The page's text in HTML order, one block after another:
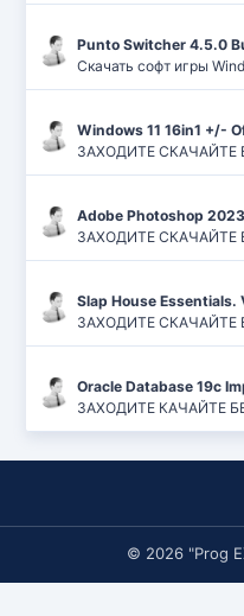
Punto Switcher 4.5.0
Скачать софт игры
Windows 11 16in1 +/-
ЗАХОДИТЕ СКАЧАЙТЕ
Adobe Photoshop
ЗАХОДИТЕ СКАЧАЙТЕ
Slap House Essentials.
ЗАХОДИТЕ СКАЧАЙТЕ
Oracle Database 19c
ЗАХОДИТЕ КАЧАЙТЕ
© 2026 "Prog